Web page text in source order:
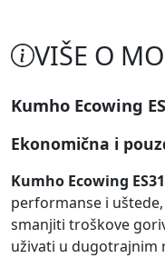
VIŠE O
Kumho Ecowing
Ekonomična i
Kumho Ecowing ES31
performanse i
smanjiti troškove
uživati u dugotrajnim